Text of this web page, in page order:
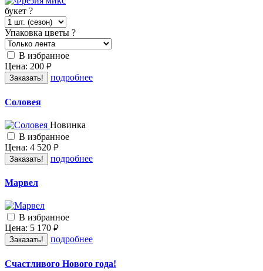
букет ?
Упаковка цветы ?
В избранное
Цена: 200 руб.
Заказать! подробнее
Соловея
Новинка
В избранное
Цена: 4 520 руб.
Заказать! подробнее
Марвел
В избранное
Цена: 5 170 руб.
Заказать! подробнее
Счастливого Нового года!